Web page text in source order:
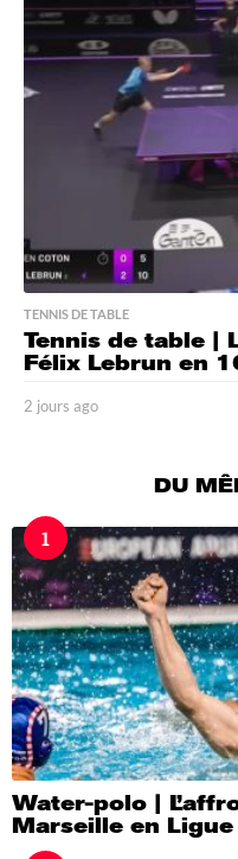
g
TENNIS DE TABLE
Tennis de table |
Félix Lebrun en
2 jours ago
a
g
o
DU
1
Water-polo |
Marseille en